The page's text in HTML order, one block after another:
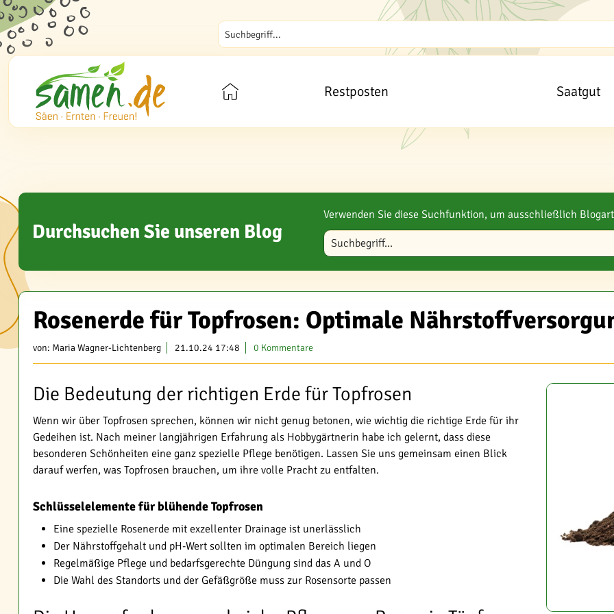
Restposten Saatgut
Durchsuchen Sie unseren Blog
Verwenden Sie diese Suchfunktion, um ausschließlich
Blog durchsuchen
Rosenerde für Topfrosen: Optimale
von: Maria Wagner-Lichtenberg 21.10.24 17:48 0 Kommentare
Die Bedeutung der richtigen Erde für Topfrosen
Wenn wir über Topfrosen sprechen, können wir nicht genug betonen, wie wichtig die richtige Erde für ihr
Gedeihen ist. Nach meiner langjährigen Erfahrung als Hobbygärtnerin habe ich gelernt, dass diese
besonderen Schönheiten eine ganz spezielle Pflege benötigen. Lassen Sie uns gemeinsam einen Blick
darauf werfen, was Topfrosen brauchen, um ihre volle Pracht zu entfalten.
Schlüsselelemente für blühende Topfrosen
Eine spezielle Rosenerde mit exzellenter Drainage ist unerlässlich
Der Nährstoffgehalt und pH-Wert sollten im optimalen Bereich liegen
Regelmäßige Pflege und bedarfsgerechte Düngung sind das A und O
Die Wahl des Standorts und der Gefäßgröße muss zur Rosensorte passen